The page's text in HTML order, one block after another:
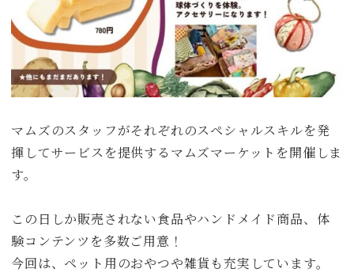
マムズのスタッフがそれぞれのスペシャルスキルを発
揮してサービスを提供するマムズマーケットを開催しま
す。
この日しか販売されない食品やハンドメイド商品、体
験コンテンツを多数ご用意！
今回は、ペット用のおやつや雑貨も充実しています。